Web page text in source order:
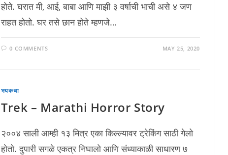
होते. घरात मी, आई, बाबा आणि माझी ३ वर्षाची भाची असे ४ जण
राहत होतो. घर तसे छान होते म्हणजे…
0 COMMENTS MAY 25, 2020
भयकथा
Trek – Marathi Horror Story
२००४ साली आम्ही १३ मित्र एका किल्ल्यावर ट्रेकिंग साठी गेलो
होतो. दुपारी सगळे एकत्र निघालो आणि संध्याकाळी साधारण ७